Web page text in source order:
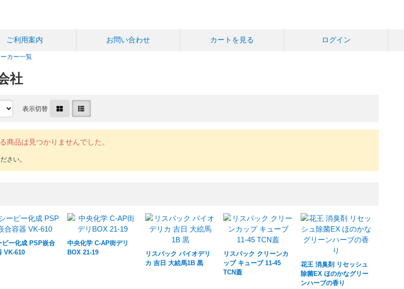
ご利用案内 お問い合わせ カートを見る ログイン
カー一覧
社
表示切替
商品は見つかりませんでした。
ピー化成 PSP嵌合
VK-610
中央化学 C-AP街デリ
BOX 21-19
リスパック バイオデリ
カ 吉日 大絵馬1B 黒
リスパック クリーンカ
ップ キューブ 11-45
TCN蓋
花王 消臭剤 リセッシュ
除菌EX ほのかなグリー
ンハーブの香り